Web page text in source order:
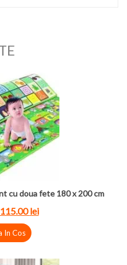
cu doua fete 180 x 200 cm
115.00lei
In Cos